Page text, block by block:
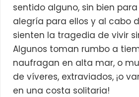
sentido alguno, sin bien
alegría para ellos y al cabo
sienten la tragedia de vivir
Algunos toman rumbo a
naufragan en alta mar, o
de víveres, extraviados, ¡o
en una costa solitaria!